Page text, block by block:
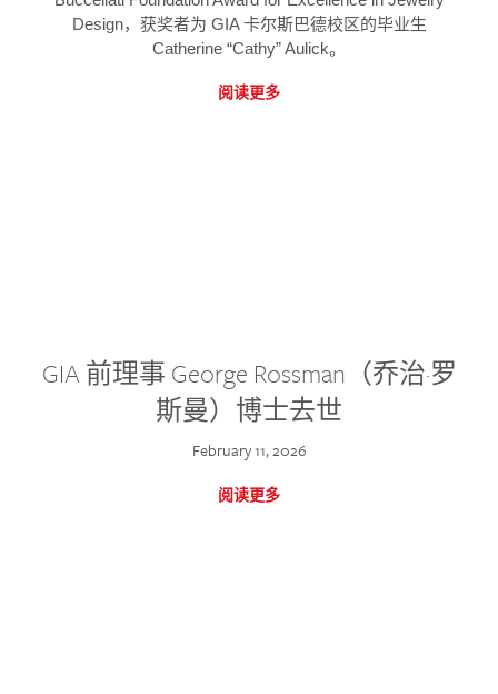
Design，获奖者为 GIA 卡尔斯巴德校区的毕业生
Catherine “Cathy” Aulick。
阅读更多
GIA 前理事 George Rossman（乔治·罗
斯曼）博士去世
February 11, 2026
阅读更多